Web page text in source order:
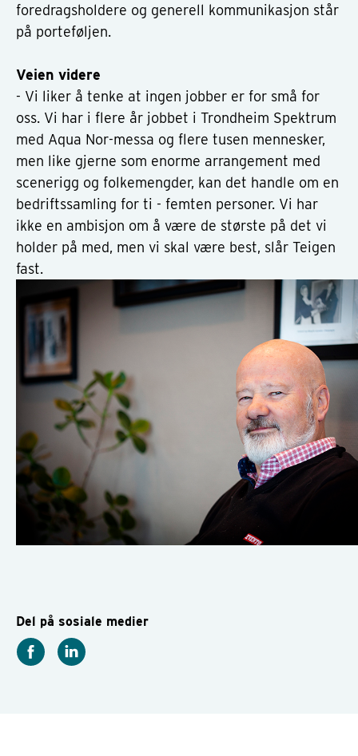
foredragsholdere og generell kommunikasjon står
på porteføljen.
Veien videre
- Vi liker å tenke at ingen jobber er for små for
oss. Vi har i flere år jobbet i Trondheim Spektrum
med Aqua Nor-messa og flere tusen mennesker,
men like gjerne som enorme arrangement med
scenerigg og folkemengder, kan det handle om en
bedriftssamling for ti - femten personer. Vi har
ikke en ambisjon om å være de største på det vi
holder på med, men vi skal være best, slår Teigen
fast.
Del på sosiale medier